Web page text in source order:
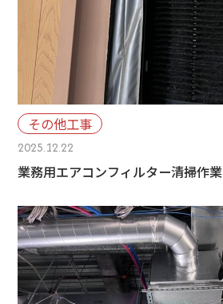
その他工事
2025.12.22
業務用エアコンフィルター清掃作業